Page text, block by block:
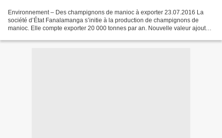
Environnement – Des champignons de manioc à exporter 23.07.2016 La
société d’État Fanalamanga s’initie à la production de champignons de
manioc. Elle compte exporter 20 000 tonnes par an. Nouvelle valeur ajoutée